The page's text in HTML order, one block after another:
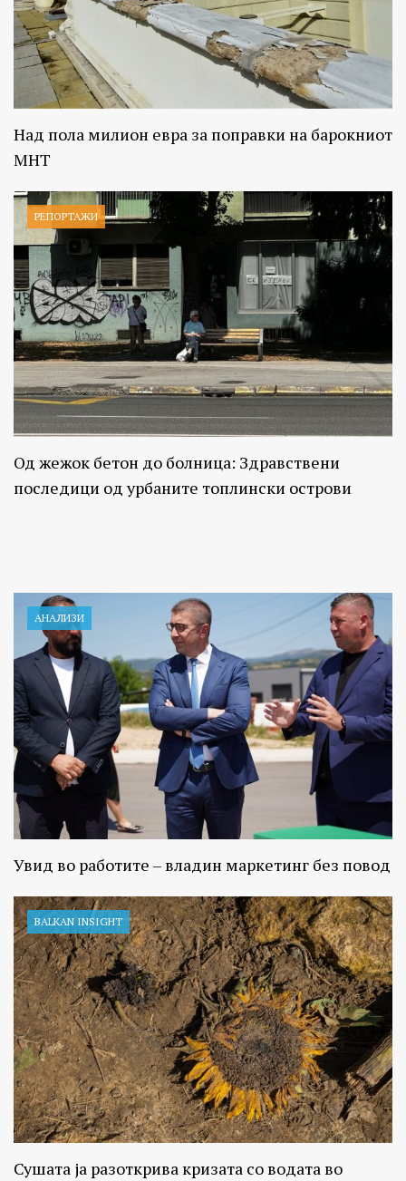
Над пола милион евра за поправки на барокниот
МНТ
РЕПОРТАЖИ
Од жежок бетон до болница: Здравствени
последици од урбаните топлински острови
АНАЛИЗИ
Увид во работите – владин маркетинг без повод
BALKAN INSIGHT
Сушата ја разоткрива кризата со водата во